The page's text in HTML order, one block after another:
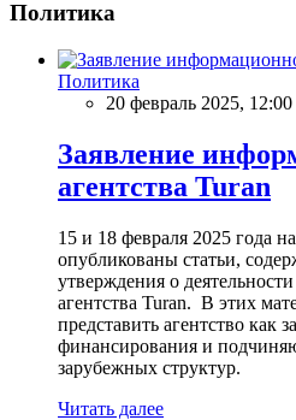
Политика
Политика
20 февраль 2025, 12:00
Заявление
агентства Turan
15 и 18 февраля 2025 года
опубликованы статьи,
утверждения о
агентства Turan. В этих
представить агентство как
финансирования и
зарубежных структур.
Читать далее